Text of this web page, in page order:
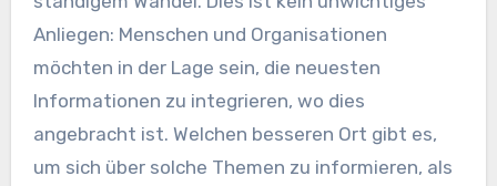
Anliegen: Menschen und Organisationen
möchten in der Lage sein, die neuesten
Informationen zu integrieren, wo dies
angebracht ist. Welchen besseren Ort gibt es,
um sich über solche Themen zu informieren, als